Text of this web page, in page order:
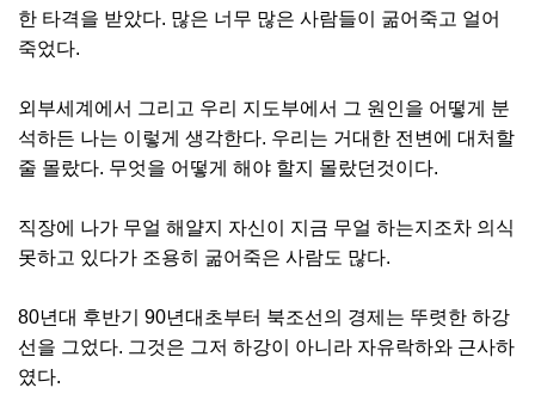
한 타격을 받았다. 많은 너무 많은 사람들이 굶어죽고 얼어
죽었다.
외부세계에서 그리고 우리 지도부에서 그 원인을 어떻게 분
석하든 나는 이렇게 생각한다. 우리는 거대한 전변에 대처할
줄 몰랐다. 무엇을 어떻게 해야 할지 몰랐던것이다.
직장에 나가 무얼 해얄지 자신이 지금 무얼 하는지조차 의식
못하고 있다가 조용히 굶어죽은 사람도 많다.
80년대 후반기 90년대초부터 북조선의 경제는 뚜렷한 하강
선을 그었다. 그것은 그저 하강이 아니라 자유락하와 근사하
였다.